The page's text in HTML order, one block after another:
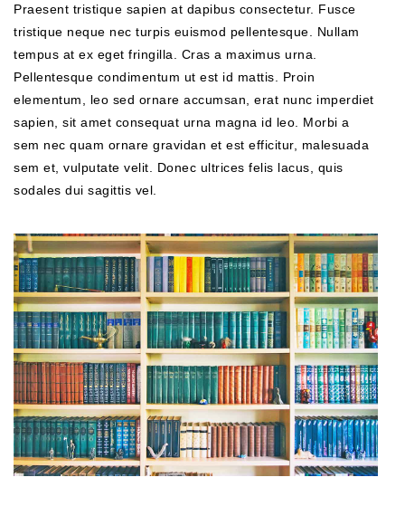
Praesent tristique sapien at dapibus consectetur. Fusce
tristique neque nec turpis euismod pellentesque. Nullam
tempus at ex eget fringilla. Cras a maximus urna.
Pellentesque condimentum ut est id mattis. Proin
elementum, leo sed ornare accumsan, erat nunc imperdiet
sapien, sit amet consequat urna magna id leo. Morbi a
sem nec quam ornare gravidan et est efficitur, malesuada
sem et, vulputate velit. Donec ultrices felis lacus, quis
sodales dui sagittis vel.